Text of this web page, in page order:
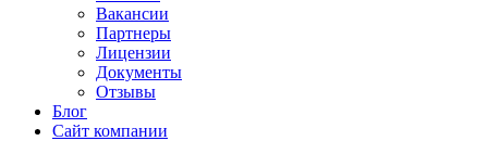
Вакансии
Партнеры
Лицензии
Документы
Отзывы
Блог
Сайт компании